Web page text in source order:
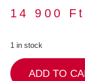
14 900 Ft
1 in stock
ADD TO